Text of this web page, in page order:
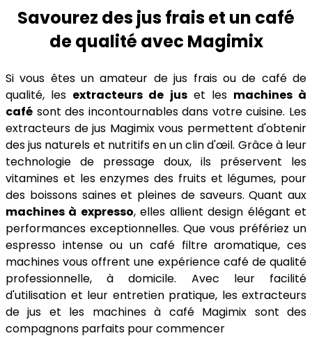
Savourez des jus frais et un café
de qualité avec Magimix
Si vous êtes un amateur de jus frais ou de café de
qualité, les extracteurs de juset les machines à
café sont des incontournables dans votre cuisine. Les
extracteurs de jus Magimix vous permettent d'obtenir
des jus naturels et nutritifs en un clin d'œil. Grâce à leur
technologie de pressage doux, ils préservent les
vitamines et les enzymes des fruits et légumes, pour
des boissons saines et pleines de saveurs. Quant aux
machines à expresso, elles allient design élégant et
performances exceptionnelles. Que vous préfériez un
espresso intense ou un café filtre aromatique, ces
machines vous offrent une expérience café de qualité
professionnelle, à domicile. Avec leur facilité
d'utilisation et leur entretien pratique, les extracteurs
de jus et les machines à café Magimix sont des
compagnons parfaits pour commencer